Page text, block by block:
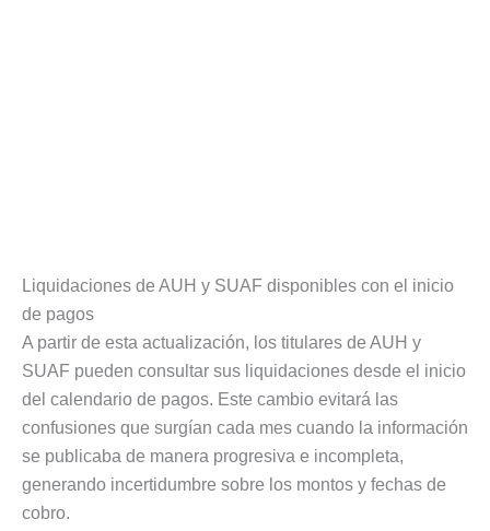
Liquidaciones de AUH y SUAF disponibles con el inicio
de pagos
A partir de esta actualización, los titulares de AUH y
SUAF pueden consultar sus liquidaciones desde el inicio
del calendario de pagos. Este cambio evitará las
confusiones que surgían cada mes cuando la información
se publicaba de manera progresiva e incompleta,
generando incertidumbre sobre los montos y fechas de
cobro.